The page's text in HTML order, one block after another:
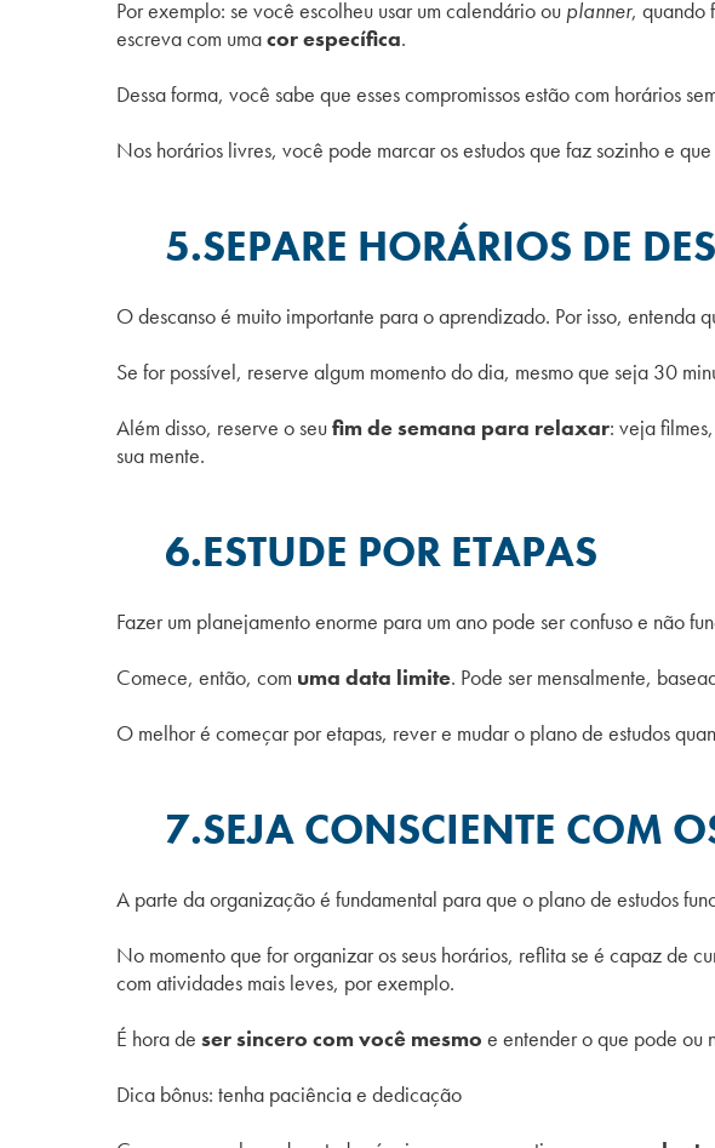
Por exemplo: se você escolheu usar um calendário ou planner, quando
escreva com umacor específica.
Dessa forma, você sabe que esses compromissos estão com horários
Nos horários livres, você pode marcar os estudos que faz sozinho e
5.SEPARE HORÁRIOS DE
O descanso é muito importante para o aprendizado. Por isso, entenda
Se for possível, reserve algum momento do dia, mesmo que seja 30
Além disso, reserve o seufim de semana para relaxar: veja
sua mente.
6.ESTUDE POR ETAPAS
Fazer um planejamento enorme para um ano pode ser confuso e não
Comece, então, com uma data limite. Pode ser mensalmente,
O melhor é começar por etapas, rever e mudar o plano de estudos
7.SEJA CONSCIENTE COM
A parte da organização é fundamental para que o plano de estudos
No momento que for organizar os seus horários, reflita se é capaz de
com atividades mais leves, por exemplo.
É hora de ser sincero com você mesmo e entender o que pode ou
Dica bônus: tenha paciência e dedicação